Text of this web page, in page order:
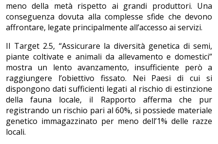
meno della metà rispetto ai grandi produttori. Una
conseguenza dovuta alla complesse sfide che devono
affrontare, legate principalmente all’accesso ai servizi.
Il Target 2.5, “Assicurare la diversità genetica di semi,
piante coltivate e animali da allevamento e domestici”
mostra un lento avanzamento, insufficiente però a
raggiungere l’obiettivo fissato. Nei Paesi di cui si
dispongono dati sufficienti legati al rischio di estinzione
della fauna locale, il Rapporto afferma che pur
registrando un rischio pari al 60%, si possiede materiale
genetico immagazzinato per meno dell’1% delle razze
locali.